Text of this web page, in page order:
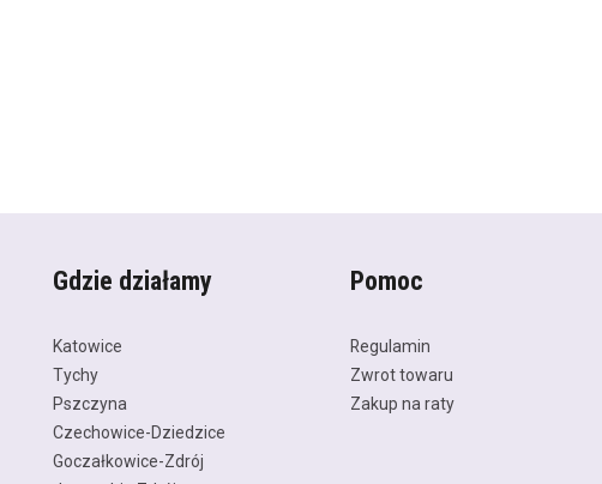
Gdzie działamy
Katowice
Tychy
Pszczyna
Czechowice-Dziedzice
Goczałkowice-Zdrój
Pomoc
Regulamin
Zwrot towaru
Zakup na raty